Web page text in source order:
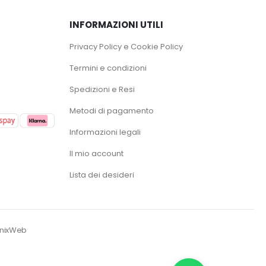
INFORMAZIONI UTILI
Privacy Policy e Cookie Policy
Termini e condizioni
Spedizioni e Resi
Metodi di pagamento
Informazioni legali
Il mio account
Lista dei desideri